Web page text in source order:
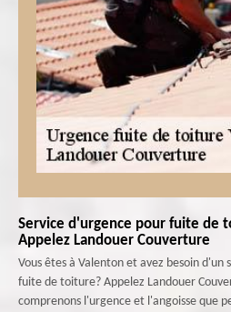
Service d'urgence pour fuite de
Appelez Landouer Couverture
Vous êtes à Valenton et avez besoin d'un
fuite de toiture? Appelez Landouer
comprenons l'urgence et l'angoisse que